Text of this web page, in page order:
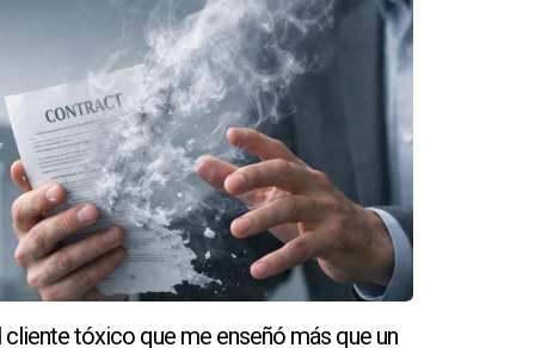
elegir una ubicación estratégica, pudo
realizar una compra.
normativas fiscales aplicables a propietarios
puede llevar al éxito financiero.
hace correctamente. Conocer los
te permitirá tomar decisiones
cliente tóxico que me enseñó más que un